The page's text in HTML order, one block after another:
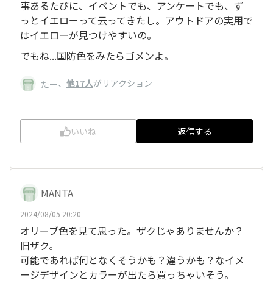
事あるたびに、イベントでも、アンケートでも、ず
っとイエローって云ってきたし。アウトドアの実用で
はイエローが見つけやすいの。
でもね...国防色をみたらゴメンよ。
たー、 他17人がリアクション
いいね 返信する
MANTA
2024/08/05 20:20
オリーブ色を見て思った。ザクじゃありませんか？
旧ザク。
可能であれば何となくそうかも？違うかも？なイメ
ージデザインとカラーが出たら買っちゃいそう。